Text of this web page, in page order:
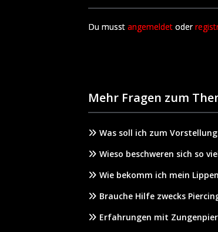
Du musst angemeldet oder
Mehr Fragen zum
Was soll ich zum
Wieso beschweren sich so
Wie bekomm ich mein
Brauche Hilfe zwecks
Erfahrungen mit